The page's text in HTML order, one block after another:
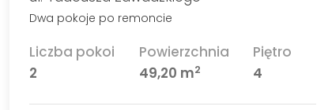
Dwa pokoje po remoncie
Liczba pokoi
2
Powierzchnia
49,20 m2
Piętro
4